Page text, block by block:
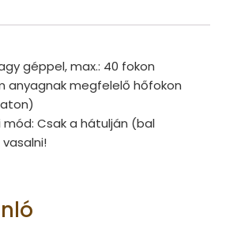
géppel, max.: 40 fokon
anyagnak megfelelő hőfokon
Csak a hátulján (bal